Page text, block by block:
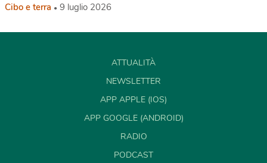
Cibo e terra 9 luglio 2026
ATTUALITÀ
NEWSLETTER
APP APPLE (IOS)
APP GOOGLE (ANDROID)
RADIO
PODCAST